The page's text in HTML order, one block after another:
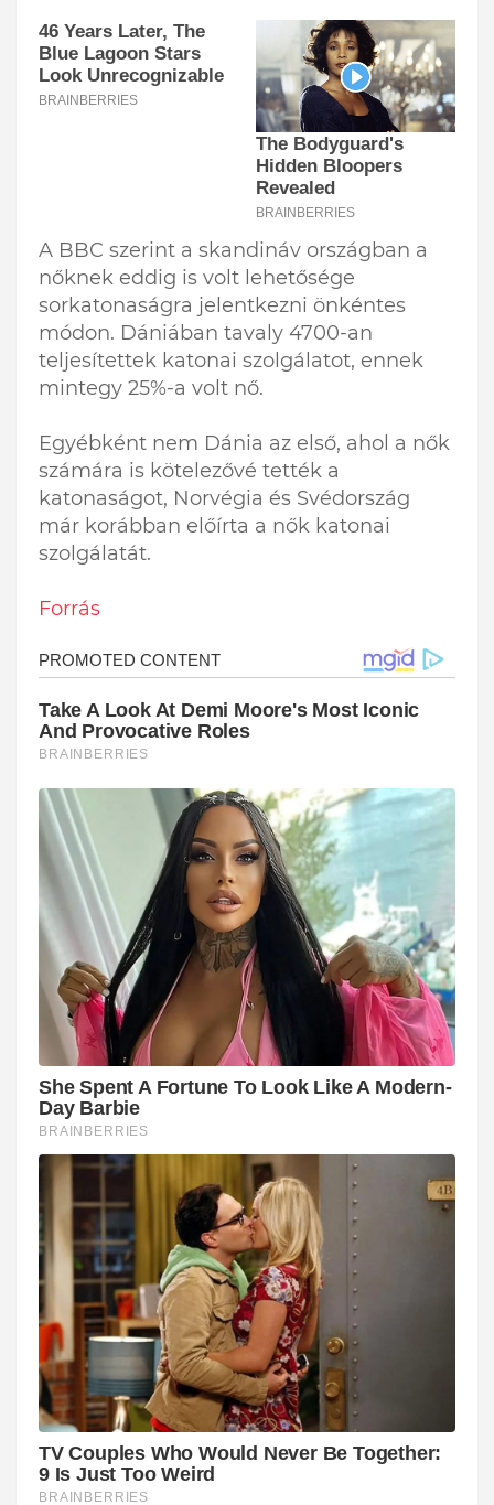
A BBC szerint a skandináv országban a
nőknek eddig is volt lehetősége
sorkatonaságra jelentkezni önkéntes
módon. Dániában tavaly 4700-an
teljesítettek katonai szolgálatot, ennek
mintegy 25%-a volt nő.
Egyébként nem Dánia az első, ahol a nők
számára is kötelezővé tették a
katonaságot, Norvégia és Svédország
már korábban előírta a nők katonai
szolgálatát.
Forrás